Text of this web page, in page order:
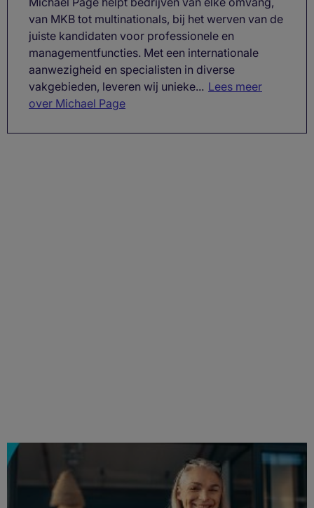
van MKB tot multinationals, bij het werven van de
juiste kandidaten voor professionele en
managementfuncties. Met een internationale
aanwezigheid en specialisten in diverse
vakgebieden, leveren wij unieke... Lees meer
over Michael Page